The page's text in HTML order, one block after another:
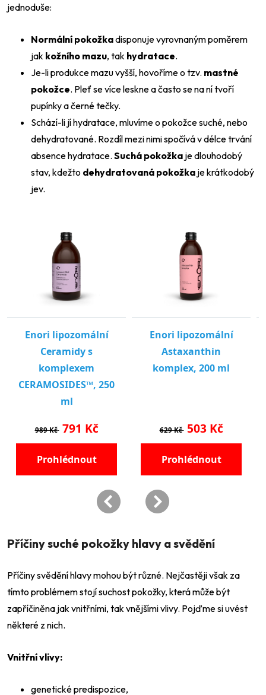
jednoduše:
Normální pokožkadisponuje vyrovnaným poměrem
jak kožního mazu, tak hydratace.
Je-li produkce mazu vyšší, hovoříme o tzv. mastné
pokožce. Pleť se více leskne a často se na ní tvoří
pupínky a černé tečky.
Schází-li jí hydratace, mluvíme o pokožce suché, nebo
dehydratované. Rozdíl mezi nimi spočívá v délce trvání
absence hydratace. Suchá pokožka je dlouhodobý
stav, kdežto dehydratovaná pokožka je krátkodobý
jev.
Příčiny suché pokožky hlavy a svědění
Příčiny svědění hlavy mohou být různé. Nejčastěji však za
tímto problémem stojí suchost pokožky, která může být
zapříčiněna jak vnitřními, tak vnějšími vlivy. Pojďme si uvést
některé z nich.
Vnitřní vlivy:
genetické predispozice,